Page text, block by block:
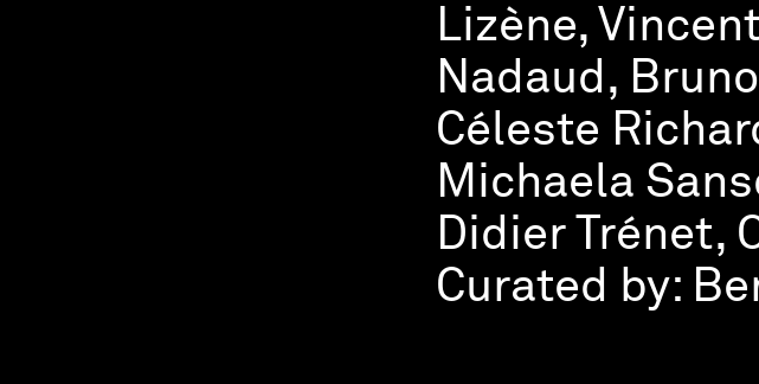
Lizène,
Nadaud,
Céleste
Michaela
Didier Trénet,
Curated by: